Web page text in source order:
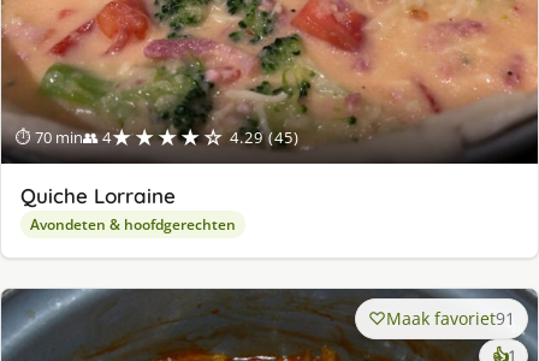
⏱ 70 min👥 4★★★★☆ 4.29 (45)
Quiche Lorraine
Avondeten & hoofdgerechten
Maak favoriet91